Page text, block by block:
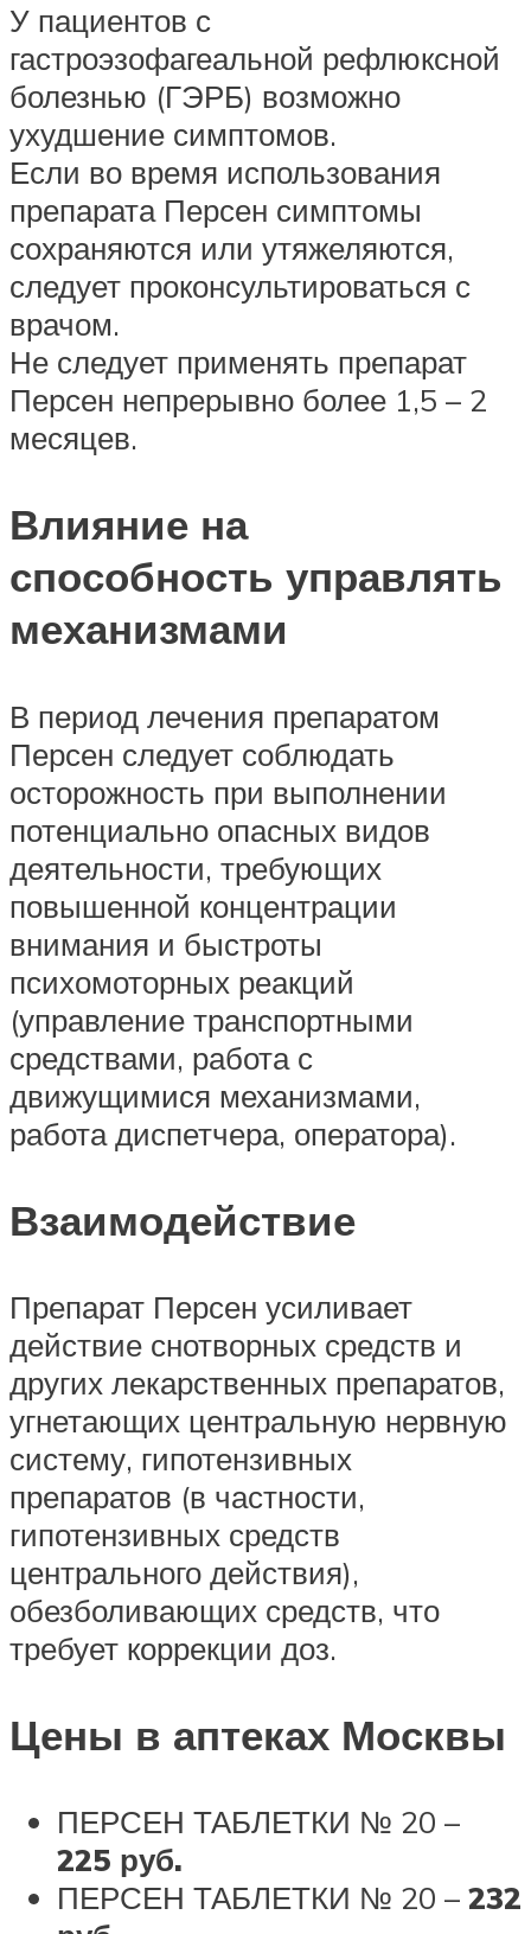
У пациентов с
гастроэзофагеальной рефлюксной
болезнью (ГЭРБ) возможно
ухудшение симптомов.
Если во время использования
препарата Персен симптомы
сохраняются или утяжеляются,
следует проконсультироваться с
врачом.
Не следует применять препарат
Персен непрерывно более 1,5 – 2
месяцев.
Влияние на
способность управлять
механизмами
В период лечения препаратом
Персен следует соблюдать
осторожность при выполнении
потенциально опасных видов
деятельности, требующих
повышенной концентрации
внимания и быстроты
психомоторных реакций
(управление транспортными
средствами, работа с
движущимися механизмами,
работа диспетчера, оператора).
Взаимодействие
Препарат Персен усиливает
действие снотворных средств и
других лекарственных препаратов,
угнетающих центральную нервную
систему, гипотензивных
препаратов (в частности,
гипотензивных средств
центрального действия),
обезболивающих средств, что
требует коррекции доз.
Цены в аптеках Москвы
ПЕРСЕН ТАБЛЕТКИ № 20 –
225 руб.
ПЕРСЕН ТАБЛЕТКИ № 20 – 232